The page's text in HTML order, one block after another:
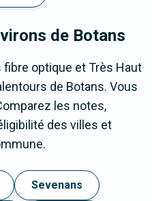
de Botans
optique et Très Haut
de Botans. Vous
les notes,
des villes et
Sevenans